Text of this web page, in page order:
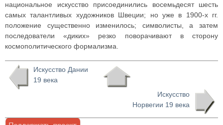
национальное искусство присоединились восемьдесят шесть
самых талантливых художников Швеции; но уже в 1900-х гг.
положение существенно изменилось; символисты, а затем
последователи «диких» резко поворачивают в сторону
космополитического формализма.
Искусство Дании
19 века
Искусство
Норвегии 19 века